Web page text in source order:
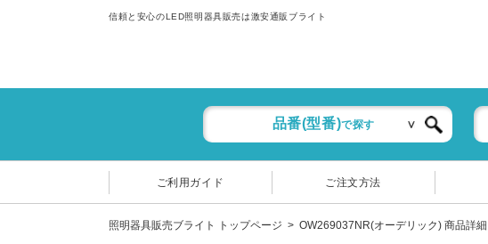
信頼と安心のLED照明器具販売は激安通販ブライト
品番(型番)で探す
ご利用ガイド ご注文方法
照明器具販売ブライト トップページ OW269037NR(オーデリック) 商品詳細